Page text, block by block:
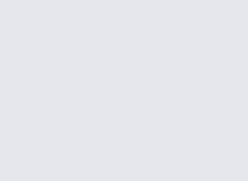
au recyclage et à la
pas de compromis
maintenant!